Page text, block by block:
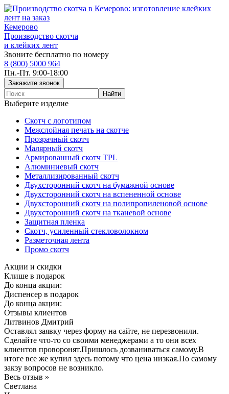
Кемерово
Производство скотча
и клейких лент
Звоните бесплатно по номеру
8 (800) 5000 964
Пн.-Пт. 9:00-18:00
Выберите изделие
Скотч с логотипом
Межслойная печать на скотче
Прозрачный скотч
Малярный скотч
Армированный скотч TPL
Алюминиевый скотч
Металлизированный скотч
Двухсторонний скотч на бумажной основе
Двухсторонний скотч на вспененной основе
Двухсторонний скотч на полипропиленовой основе
Двухсторонний скотч на тканевой основе
Защитная пленка
Скотч, усиленный стекловолокном
Разметочная лента
Промо скотч
Акции и скидки
Клише в подарок
До конца акции:
Диспенсер в подарок
До конца акции:
Отзывы клиентов
Литвинов Дмитрий
Оставлял заявку через форму на сайте, не перезвонили.
Сделайте что-то со своими менеджерами а то они всех
клиентов проворонят.Пришлось дозваниваться самому.В
итоге все же купил здесь потому что цена низкая.По самому
закзу вопросов не возникло.
Весь отзыв »
Светлана